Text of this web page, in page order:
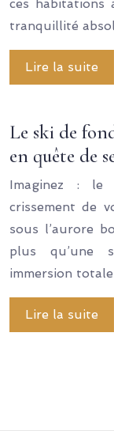
ces habitations
tranquillité
Lire la suite
Le ski de
en quête de
Imaginez : le
crissement de
sous l’aurore
plus qu’une
immersion
Lire la suite